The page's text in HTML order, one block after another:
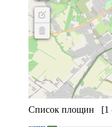
Список площин [1